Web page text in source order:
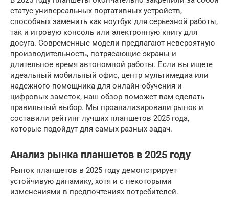
статус универсальных портативных устройств,
способных заменить как ноутбук для серьезной работы,
так и игровую консоль или электронную книгу для
досуга. Современные модели предлагают невероятную
производительность, потрясающие экраны и
длительное время автономной работы. Если вы ищете
идеальный мобильный офис, центр мультимедиа или
надежного помощника для онлайн-обучения и
цифровых заметок, наш обзор поможет вам сделать
правильный выбор. Мы проанализировали рынок и
составили рейтинг лучших планшетов 2025 года,
которые подойдут для самых разных задач.
Анализ рынка планшетов в 2025 году
Рынок планшетов в 2025 году демонстрирует
устойчивую динамику, хотя и с некоторыми
изменениями в предпочтениях потребителей.